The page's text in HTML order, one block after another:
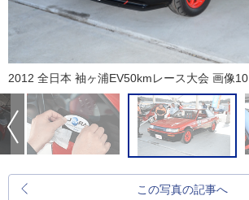
2012 全日本 袖ヶ浦EV50kmレース大会 画像10
この写真の記事へ